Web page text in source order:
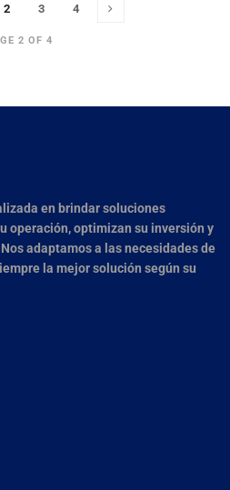
2 OF 4
2 3 4
en brindar soluciones
operación, optimizan su inversión y
adaptamos a las necesidades de
la mejor solución según su